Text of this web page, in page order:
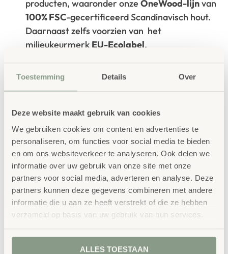
Toestemming Details Over
Deze website maakt gebruik van cookies
We gebruiken cookies om content en advertenties te
personaliseren, om functies voor social media te bieden
en om ons websiteverkeer te analyseren. Ook delen we
informatie over uw gebruik van onze site met onze
partners voor social media, adverteren en analyse. Deze
partners kunnen deze gegevens combineren met andere
informatie die u aan ze heeft verstrekt of die ze hebben
verzameld op basis van uw gebruik van hun services.
ALLES TOESTAAN
producten, waaronder onzeOneWood-lijnvan
100% FSC-gecertificeerd Scandinavisch hout.
Daarnaast zelfs voorzien van het
milieukeurmerk EU-Ecolabel.
Extra informatie
SKU 85769
Gerelateerde
producten